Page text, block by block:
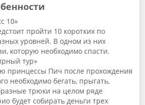
10»
пройти 10 коротких по
уровней. В одном из них
которую необходимо спасти.
тур»
принцессы Пич после прохождения
необходимо бегать, прыгать,
трюки на целом ряде
будет собирать деньги трех